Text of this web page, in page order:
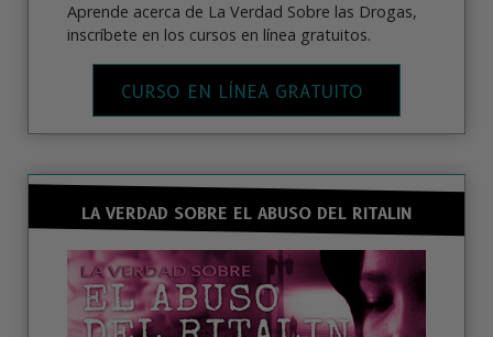
Aprende acerca de La Verdad Sobre las Drogas,
inscríbete en los cursos en línea gratuitos.
CURSO EN LÍNEA GRATUITO
LA VERDAD SOBRE EL ABUSO DEL RITALIN